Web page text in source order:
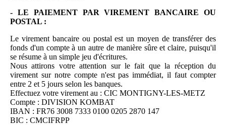
- LE PAIEMENT PAR VIREMENT BANCAIRE OU
POSTAL :
Le virement bancaire ou postal est un moyen de transférer des
fonds d'un compte à un autre de manière sûre et claire, puisqu'il
se résume à un simple jeu d'écritures.
Nous attirons votre attention sur le fait que la réception du
virement sur notre compte n'est pas immédiat, il faut compter
entre 2 et 5 jours selon les banques.
Effectuez votre virement au : CIC MONTIGNY-LES-METZ
Compte : DIVISION KOMBAT
IBAN : FR76 3008 7333 0100 0205 2870 147
BIC : CMCIFRPP